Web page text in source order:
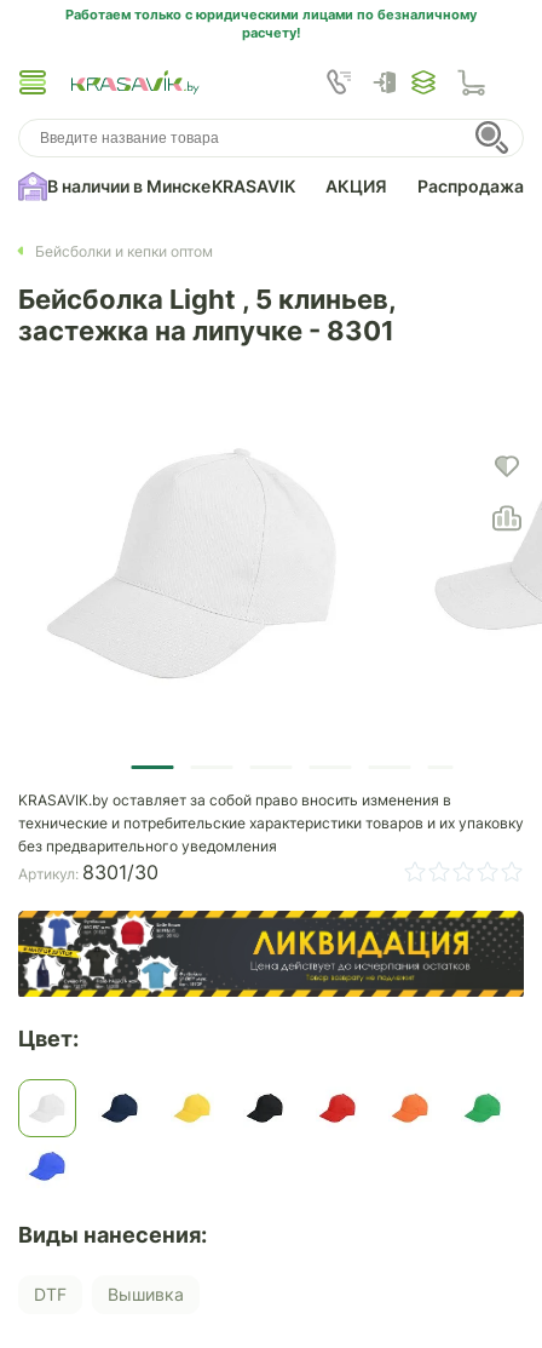
Работаем только с юридическими лицами по безналичному
расчету!
В наличии в МинскеKRASAVIK АКЦИЯ Распродажа
Бейсболки и кепки оптом
Бейсболка Light , 5 клиньев,
застежка на липучке - 8301
KRASAVIK.by оставляет за собой право вносить изменения в
технические и потребительские характеристики товаров и их упаковку
без предварительного уведомления
Артикул: 8301/30
Цвет:
Виды нанесения:
DTF Вышивка